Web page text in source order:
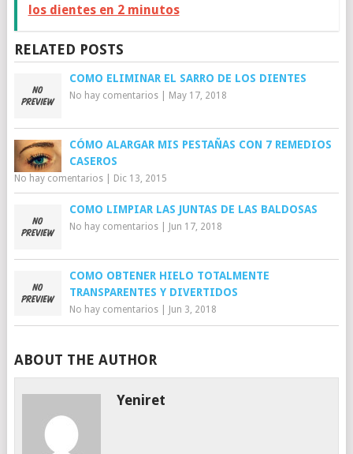
los dientes en 2 minutos
RELATED POSTS
COMO ELIMINAR EL SARRO DE LOS DIENTES
No hay comentarios| May 17, 2018
CÓMO ALARGAR MIS PESTAÑAS CON 7 REMEDIOS
CASEROS
No hay comentarios| Dic 13, 2015
COMO LIMPIAR LAS JUNTAS DE LAS BALDOSAS
No hay comentarios| Jun 17, 2018
COMO OBTENER HIELO TOTALMENTE
TRANSPARENTES Y DIVERTIDOS
No hay comentarios| Jun 3, 2018
ABOUT THE AUTHOR
Yeniret